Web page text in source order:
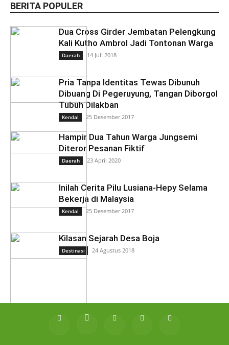
BERITA POPULER
Dua Cross Girder Jembatan Pelengkung
Kali Kutho Ambrol Jadi Tontonan Warga
Daerah 14 Juli 2018
Pria Tanpa Identitas Tewas Dibunuh
Dibuang Di Pegeruyung, Tangan Diborgol
Tubuh Dilakban
Kendal 25 Desember 2017
Hampir Dua Tahun Warga Jungsemi
Diteror Pesanan Fiktif
Daerah 23 April 2020
Inilah Cerita Pilu Lusiana-Hepy Selama
Bekerja di Malaysia
Kendal 25 Desember 2017
Kilasan Sejarah Desa Boja
Destinasi 24 Agustus 2018